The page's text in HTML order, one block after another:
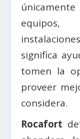
significa
tomen la
proveer
considera.
Rocafort